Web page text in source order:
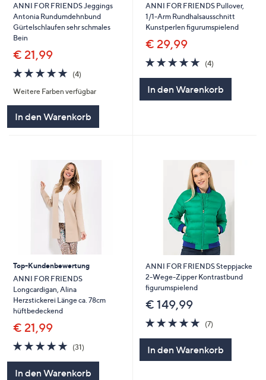
ANNI FOR FRIENDS Jeggings
Antonia Rundumdehnbund
Gürtelschlaufen sehr schmales
Bein
€ 21,99
4.8
von
5
(4)
Weitere Farben verfügbar
In den Warenkorb
ANNI FOR FRIENDS Pullover,
1/1-Arm Rundhalsausschnitt
Kunstperlen figurumspielend
€ 29,99
4.8
von
(4)4
In den Warenkorb
Top-Kundenbewertung
ANNI FOR FRIENDS
Longcardigan, Alina
Herzstickerei Länge ca. 78cm
hüftbedeckend
€ 21,99
4.7
von
5
(31)
In den Warenkorb
ANNI FOR FRIENDS Steppjacke
2-Wege-Zipper Kontrastbund
figurumspielend
€ 149,99
4.7
von
5
(7)
In den Warenkorb